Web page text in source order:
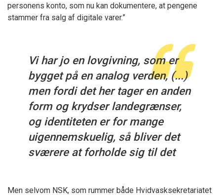
personens konto, som nu kan dokumentere, at pengene
stammer fra salg af digitale varer.”
Vi har jo en lovgivning, som er
bygget på en analog verden, (...)
men fordi det her tager en anden
form og krydser landegrænser,
og identiteten er for mange
uigennemskuelig, så bliver det
sværere at forholde sig til det
Men selvom NSK, som rummer både Hvidvasksekretariatet